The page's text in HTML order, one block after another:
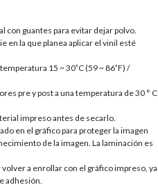
con guantes para evitar dejar polvo.
en la que planea aplicar el vinil esté
15 ~ 30˚C (59 ~ 86˚F) /
pre y post a una temperatura de 30 ° C
impreso antes de secarlo.
en el gráfico para proteger la imagen
de la imagen. La laminación es
a enrollar con el gráfico impreso, ya
adhesión.